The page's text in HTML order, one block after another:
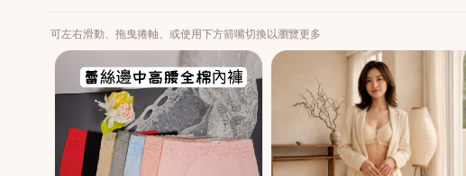
可左右滑動、拖曳捲軸、或使用下方箭嘴切換以瀏覽更多